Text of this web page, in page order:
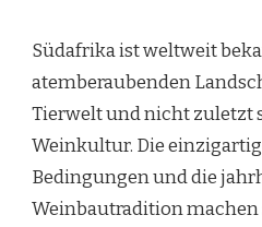
Südafrika ist weltweit
atemberaubenden
Tierwelt und nicht zuletzt
Weinkultur. Die
Bedingungen und die
Weinbautradition